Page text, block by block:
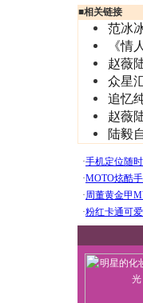
■相关链接
范冰
《情
赵薇
众星
追忆
赵薇
陆毅